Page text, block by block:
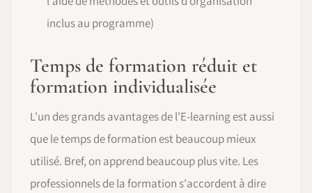
inclus au programme)
Temps de formation réduit et
formation individualisée
L'un des grands avantages de l'E-learning est aussi
que le temps de formation est beaucoup mieux
utilisé. Bref, on apprend beaucoup plus vite. Les
professionnels de la formation s'accordent à dire